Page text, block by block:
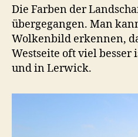
Die Farben der
übergegangen. Man
Wolkenbild erkennen,
Westseite oft viel besser
und in Lerwick.